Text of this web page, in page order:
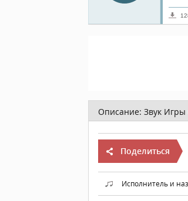
Описание: Звук
Поделиться
Исполнитель и